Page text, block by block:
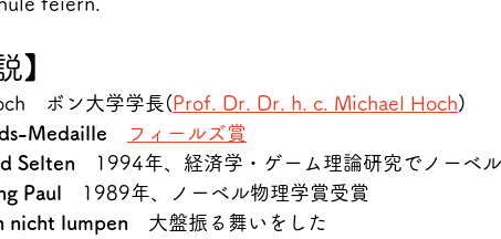
】
　ボン大学学長(Prof. Dr. Dr. h. c. Michael Hoch)
Medaille
フィールズ賞
Selten 1994年、経済学・ゲーム理論研究でノーベ
Paul 1989年、ノーベル物理学賞受賞
nicht lumpen 大盤振る舞いをした